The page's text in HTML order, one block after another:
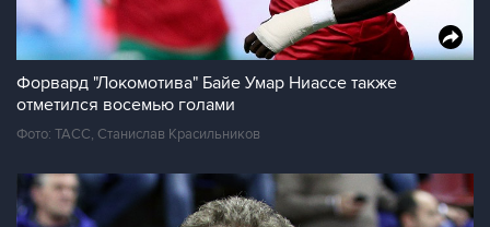
Форвард "Локомотива" Байе Умар Ниассе также
отметился восемью голами
Фото: ТАСС, Станислав Красильников